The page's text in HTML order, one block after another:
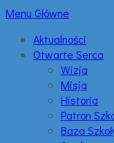
Menu Główne
Aktualności
Otwarte Serca
Wizja
Misja
Historia
Patron
Baza